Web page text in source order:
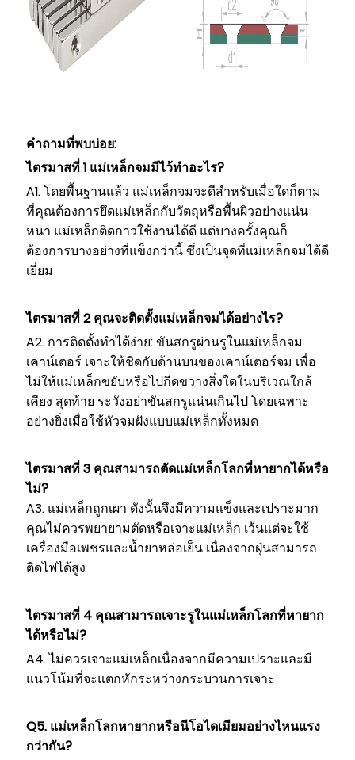
คำถามที่พบบ่อย:
ไตรมาสที่ 1 แม่เหล็กจมมีไว้ทำอะไร?
A1. โดยพื้นฐานแล้ว แม่เหล็กจมจะดีสำหรับเมื่อใดก็ตาม
ที่คุณต้องการยึดแม่เหล็กกับวัตถุหรือพื้นผิวอย่างแน่น
หนา แม่เหล็กติดกาวใช้งานได้ดี แต่บางครั้งคุณก็
ต้องการบางอย่างที่แข็งกว่านี้ ซึ่งเป็นจุดที่แม่เหล็กจมได้ดี
เยี่ยม
ไตรมาสที่ 2 คุณจะติดตั้งแม่เหล็กจมได้อย่างไร?
A2. การติดตั้งทำได้ง่าย: ขันสกรูผ่านรูในแม่เหล็กจม
เคาน์เตอร์ เจาะให้ชิดกับด้านบนของเคาน์เตอร์จม เพื่อ
ไม่ให้แม่เหล็กขยับหรือไปกีดขวางสิ่งใดในบริเวณใกล้
เคียง สุดท้าย ระวังอย่าขันสกรูแน่นเกินไป โดยเฉพาะ
อย่างยิ่งเมื่อใช้หัวจมฝังแบบแม่เหล็กทั้งหมด
ไตรมาสที่ 3 คุณสามารถตัดแม่เหล็กโลกที่หายากได้หรือ
ไม่?
A3. แม่เหล็กถูกเผา ดังนั้นจึงมีความแข็งและเปราะมาก
คุณไม่ควรพยายามตัดหรือเจาะแม่เหล็ก เว้นแต่จะใช้
เครื่องมือเพชรและน้ำยาหล่อเย็น เนื่องจากฝุ่นสามารถ
ติดไฟได้สูง
ไตรมาสที่ 4 คุณสามารถเจาะรูในแม่เหล็กโลกที่หายาก
ได้หรือไม่?
A4. ไม่ควรเจาะแม่เหล็กเนื่องจากมีความเปราะและมี
แนวโน้มที่จะแตกหักระหว่างกระบวนการเจาะ
Q5. แม่เหล็กโลกหายากหรือนีโอไดเมียมอย่างไหนแรง
กว่ากัน?